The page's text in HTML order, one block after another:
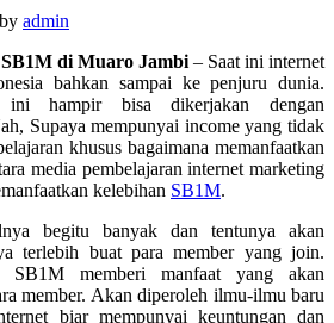
by admin
di Muaro Jambi – Saat ini internet
bahkan sampai ke penjuru dunia.
ini hampir bisa dikerjakan dengan
Supaya mempunyai income yang tidak
khusus bagaimana memanfaatkan
media pembelajaran internet marketing
kelebihan SB1M.
begitu banyak dan tentunya akan
terlebih buat para member yang join.
SB1M memberi manfaat yang akan
member. Akan diperoleh ilmu-ilmu baru
biar mempunyai keuntungan dan